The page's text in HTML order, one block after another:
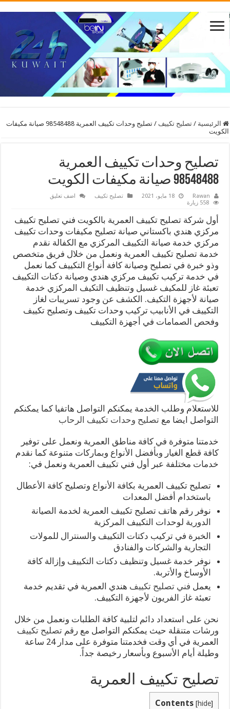
الرئيسية / تصليح تكييف /
تصليح وحدات تكييف العمرية 98548488 صيانة مكيفات
الكويت
تصليح وحدات تكييف العمرية
98548488 صيانة مكيفات الكويت
Rawan 18 مايو، 2021 تصليح تكييف
اضف تعليق
558 زيارة
أول شركة تصليح تكييف العمرية بالكويت فني تصليح تكييف
مركزي هندي باكستاني صيانة تصليح مكيفات وحدات تكييف
مركزي خدمة صيانة التكييف المركزي مع الكفالة نقدم
خدمة تصليح تكييف العمرية ونعمل من خلال فريق متخصص
وذو خبرة في تصليح وصيانة كافة أنواع التكييف كما نعمل
في خدمة تركيب تكييف مركزي هندي وصيانة دكتات التكييف
تعبئة غاز للمكيف غسيل وتنظيف التكيف المركزي خدمة
صيانة لأجهزة التكيف. الكشف عن وجود تسريبات لغاز
التكييف في الأنابيب تركيب وحدات تكييف وتصليح تكييف
وفحص الصمامات في أجهزة التكييف
للاستعلام وطلب الخدمة يمكنكم التواصل هاتفيا كما يمكنكم
التواصل ايضا معتصليح وحدات تكييف الرحاب
خدمتنا متوفرة في كافة مناطق العمرية ونعمل على توفير
كافة قطع الغيار وبأفضل الأنواع وبماركات متنوعة كما نقدم
خدمات مختلفة عبر أول فني تكييف العمرية ونعمل في:
تصليح تكييف العمرية بكافة الأنواع وتصليح كافة الأعطال
باستخدام أفضل المعدات
نوفر رقم هاتف تصليح تكييف العمرية لخدمة الصيانة
الدورية لوحدات التكييف المركزية
الخبرة في تركيب دكتات التكييف والسنترال للمولات
التجارية والشركات والفنادق
نوفر خدمة غسيل وتنظيف دكتات التكييف وإزالة كافة
الأوساخ والأتربة.
يعمل فني تصليح تكييف هندي العمرية في تقديم خدمة
تعبئة غاز الفريون لأجهزة التكييف.
نحن على استعداد دائم لتلبية كافة الطلبات ونعمل من خلال
ورشات متنقلة حيث يمكنكم التواصل مع رقمتصليح تكييف
العمرية في أي وقت فخدمتنا متوفرة على مدار 24 ساعة
وطيلة أيام الأسبوع وبأسعار رخيصة جداً.
تصليح تكييف العمرية
Contents [hide]